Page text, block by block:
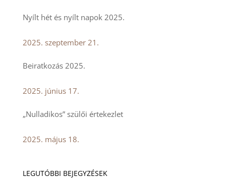
Nyílt hét és nyílt napok 2025.
2025. szeptember 21.
Beiratkozás 2025.
2025. június 17.
„Nulladikos” szülői értekezlet
2025. május 18.
LEGUTÓBBI BEJEGYZÉSEK